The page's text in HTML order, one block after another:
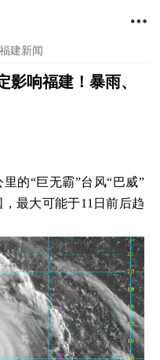

福建新闻
影响福建！暴雨、
的“巨无霸”台风“巴威”
最大可能于11日前后趋